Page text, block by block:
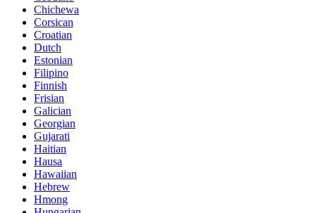
Chichewa
Corsican
Croatian
Dutch
Estonian
Filipino
Finnish
Frisian
Galician
Georgian
Gujarati
Haitian
Hausa
Hawaiian
Hebrew
Hmong